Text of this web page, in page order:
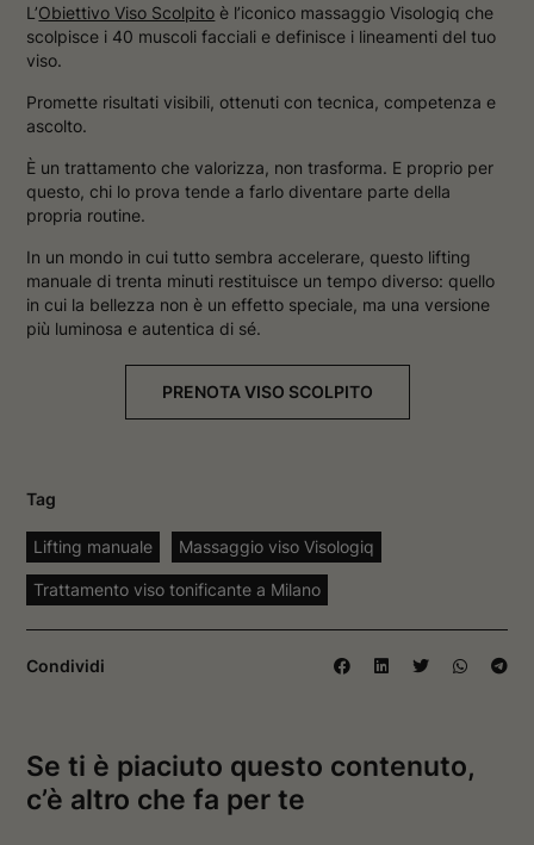
L’Obiettivo Viso Scolpito è l’iconico massaggio Visologiq che
scolpisce i 40 muscoli facciali e definisce i lineamenti del tuo
viso.
Promette risultati visibili, ottenuti con tecnica, competenza e
ascolto.
È un trattamento che valorizza, non trasforma. E proprio per
questo, chi lo prova tende a farlo diventare parte della
propria routine.
In un mondo in cui tutto sembra accelerare, questo lifting
manuale di trenta minuti restituisce un tempo diverso: quello
in cui la bellezza non è un effetto speciale, ma una versione
più luminosa e autentica di sé.
PRENOTA VISO SCOLPITO
Tag
Lifting manuale Massaggio viso Visologiq
Trattamento viso tonificante a Milano
Condividi
Se ti è piaciuto questo contenuto,
c’è altro che fa per te